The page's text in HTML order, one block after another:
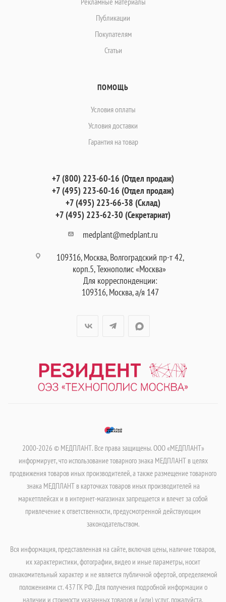
Публикации
Покупателям
Статьи
ПОМОЩЬ
Условия оплаты
Условия доставки
Гарантия на товар
+7 (800) 223-60-16 (Отдел продаж)
+7 (495) 223-60-16 (Отдел продаж)
+7 (495) 223-66-38 (Склад)
+7 (495) 223-62-30 (Секретариат)
medplant@medplant.ru
109316, Москва, Волгоградский пр-т 42,
корп.5, Технополис «Москва»
Для корреспонденции:
109316, Москва, а/я 147
2000-2026 © МЕДПЛАНТ. Все права защищены. ООО «МЕДПЛАНТ»
информирует, что использование товарного знака МЕДПЛАНТ в целях
продвижения товаров иных производителей, а также размещение товарного
знака МЕДПЛАНТ в карточках товаров иных производителей на
маркетплейсах и в интернет-магазинах запрещается и влечет за собой
привлечение к ответственности, предусмотренной действующим
законодательством.
Вся информация, представленная на сайте, включая цены, наличие товаров,
их характеристики, фотографии, видео и иные параметры, носит
ознакомительный характер и не является публичной офертой, определяемой
положениями ст. 437 ГК РФ. Для получения подробной информации о
наличии и стоимости указанных товаров и (или) услуг, пожалуйста,